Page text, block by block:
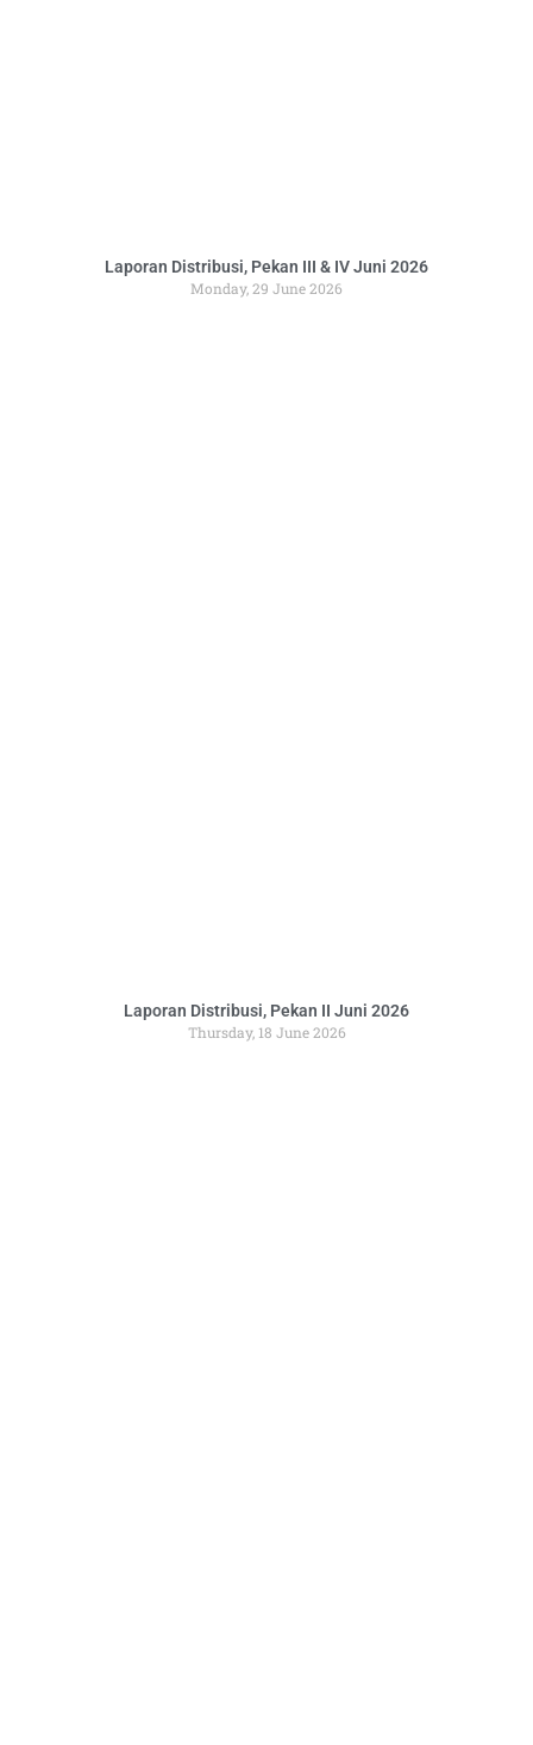
Laporan Distribusi, Pekan III & IV Juni 2026
Monday, 29 June 2026
Laporan Distribusi, Pekan II Juni 2026
Thursday, 18 June 2026